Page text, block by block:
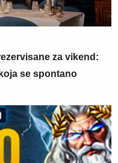
za vikend:
se spontano